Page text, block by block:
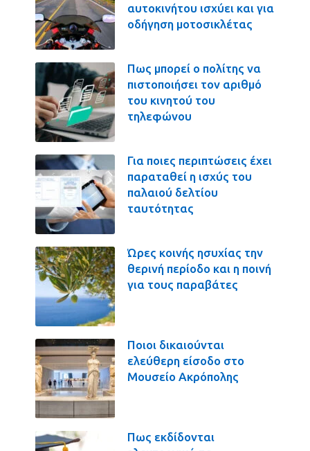
αυτοκινήτου ισχύει και για
οδήγηση μοτοσικλέτας
Πως μπορεί ο πολίτης να
πιστοποιήσει τον αριθμό
του κινητού του
τηλεφώνου
Για ποιες περιπτώσεις έχει
παραταθεί η ισχύς του
παλαιού δελτίου
ταυτότητας
Ώρες κοινής ησυχίας την
θερινή περίοδο και η ποινή
για τους παραβάτες
Ποιοι δικαιούνται
ελεύθερη είσοδο στο
Μουσείο Ακρόπολης
Πως εκδίδονται